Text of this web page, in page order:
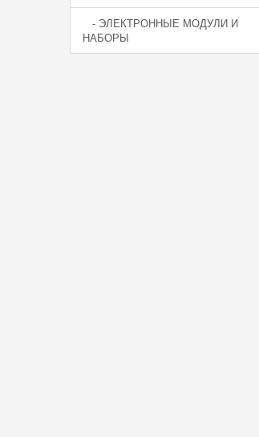
- ЭЛЕКТРОННЫЕ МОДУЛИ И
НАБОРЫ